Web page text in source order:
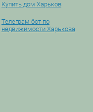
Купить дом Харьков
Телеграм бот по
недвижимости Харькова